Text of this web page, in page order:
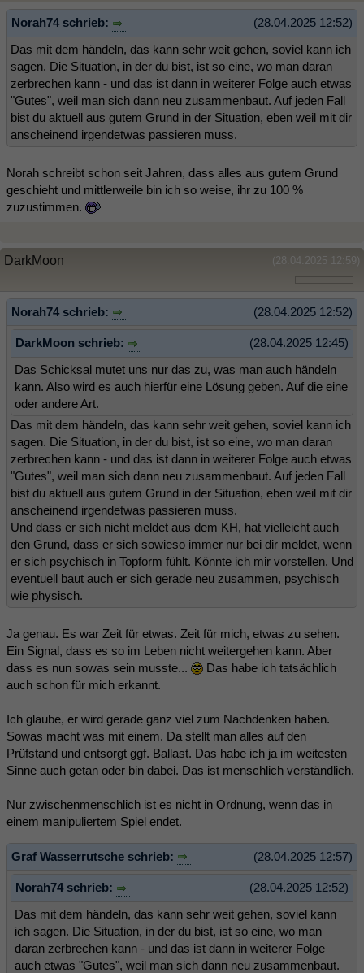
(28.04.2025 12:52)
Norah74 schrieb:
Das mit dem händeln, das kann sehr weit gehen, soviel kann ich
sagen. Die Situation, in der du bist, ist so eine, wo man daran
zerbrechen kann - und das ist dann in weiterer Folge auch etwas
"Gutes", weil man sich dann neu zusammenbaut. Auf jeden Fall
bist du aktuell aus gutem Grund in der Situation, eben weil mit dir
anscheinend irgendetwas passieren muss.
Norah schreibt schon seit Jahren, dass alles aus gutem Grund
geschieht und mittlerweile bin ich so weise, ihr zu 100 %
zuzustimmen.
(28.04.2025 12:59)
DarkMoon
(28.04.2025 12:52)
Norah74 schrieb:
(28.04.2025 12:45)
DarkMoon schrieb:
Das Schicksal mutet uns nur das zu, was man auch händeln
kann. Also wird es auch hierfür eine Lösung geben. Auf die eine
oder andere Art.
Das mit dem händeln, das kann sehr weit gehen, soviel kann ich
sagen. Die Situation, in der du bist, ist so eine, wo man daran
zerbrechen kann - und das ist dann in weiterer Folge auch etwas
"Gutes", weil man sich dann neu zusammenbaut. Auf jeden Fall
bist du aktuell aus gutem Grund in der Situation, eben weil mit dir
anscheinend irgendetwas passieren muss.
Und dass er sich nicht meldet aus dem KH, hat vielleicht auch
den Grund, dass er sich sowieso immer nur bei dir meldet, wenn
er sich psychisch in Topform fühlt. Könnte ich mir vorstellen. Und
eventuell baut auch er sich gerade neu zusammen, psychisch
wie physisch.
Ja genau. Es war Zeit für etwas. Zeit für mich, etwas zu sehen.
Ein Signal, dass es so im Leben nicht weitergehen kann. Aber
dass es nun sowas sein musste...
Das habe ich tatsächlich
auch schon für mich erkannt.
Ich glaube, er wird gerade ganz viel zum Nachdenken haben.
Sowas macht was mit einem. Da stellt man alles auf den
Prüfstand und entsorgt ggf. Ballast. Das habe ich ja im weitesten
Sinne auch getan oder bin dabei. Das ist menschlich verständlich.
Nur zwischenmenschlich ist es nicht in Ordnung, wenn das in
einem manipuliertem Spiel endet.
(28.04.2025 12:57)
Graf Wasserrutsche schrieb:
(28.04.2025 12:52)
Norah74 schrieb:
Das mit dem händeln, das kann sehr weit gehen, soviel kann
ich sagen. Die Situation, in der du bist, ist so eine, wo man
daran zerbrechen kann - und das ist dann in weiterer Folge
auch etwas "Gutes", weil man sich dann neu zusammenbaut.